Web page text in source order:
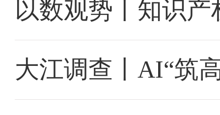
以数观势丨知识
大江调查丨AI“筑